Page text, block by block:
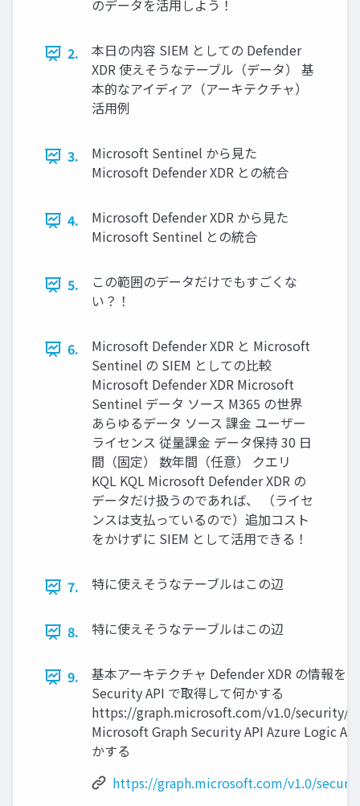
のデータを活用しよう！
2.
本日の内容 SIEM としての Defender
XDR 使えそうなテーブル（データ） 基
本的なアイディア（アーキテクチャ）
活用例
3.
Microsoft Sentinel から見た
Microsoft Defender XDR との統合
4.
Microsoft Defender XDR から見た
Microsoft Sentinel との統合
5.
この範囲のデータだけでもすごくな
い？！
6.
Microsoft Defender XDR と Microsoft
Sentinel の SIEM としての比較
Microsoft Defender XDR Microsoft
Sentinel データ ソース M365 の世界
あらゆるデータ ソース 課金 ユーザー
ライセンス 従量課金 データ保持 30 日
間（固定） 数年間（任意） クエリ
KQL KQL Microsoft Defender XDR の
データだけ扱うのであれば、 （ライセ
ンスは支払っているので）追加コスト
をかけずに SIEM として活用できる！
7. 特に使えそうなテーブルはこの辺
8. 特に使えそうなテーブルはこの辺
9.
基本アーキテクチャ Defender XDR の情報を
Security API で取得して何かする
https://graph.microsoft.com/v1.0/security/
Microsoft Graph Security API Azure Logic
かする
https://graph.microsoft.com/v1.0/